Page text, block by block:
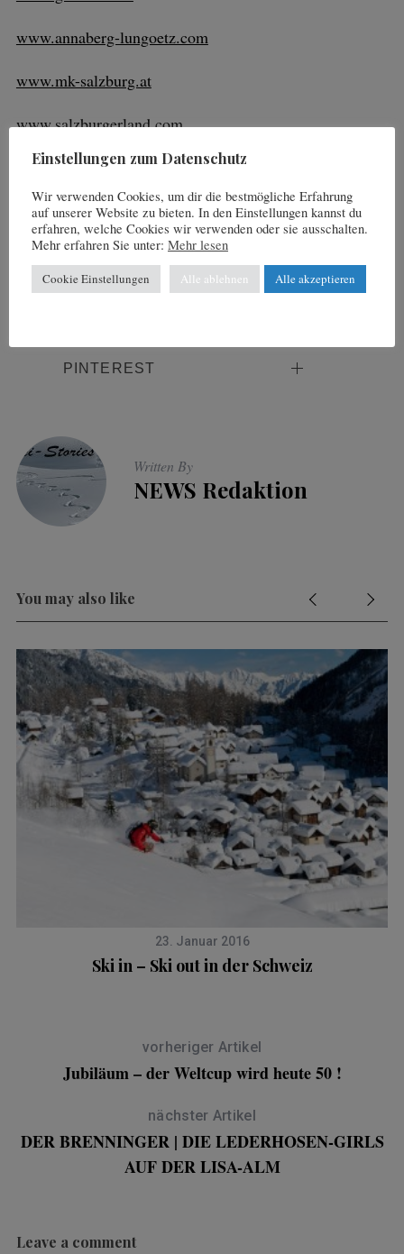
www.annaberg-lungoetz.com
www.mk-salzburg.at
www.salzburgerland.com
www.oberoesterreich.at
www.austria.info
PINTEREST
Written By
NEWS Redaktion
You may also like
23. Januar 2016
Ski in – Ski out in der Schweiz
vorheriger Artikel
Jubiläum – der Weltcup wird heute 50 !
nächster Artikel
DER BRENNINGER | DIE LEDERHOSEN-GIRLS
AUF DER LISA-ALM
Leave a comment
:
Einstellungen zum Datenschutz
Wir verwenden Cookies, um dir die bestmögliche Erfahrung
auf unserer Website zu bieten. In den Einstellungen kannst du
erfahren, welche Cookies wir verwenden oder sie ausschalten.
Mehr erfahren Sie unter: Mehr lesen
Cookie Einstellungen Alle ablehnen Alle akzeptieren